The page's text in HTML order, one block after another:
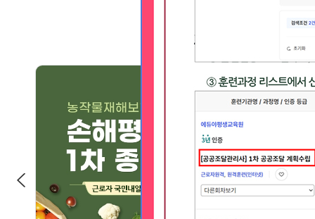
하루 동안 보지
하루 동안 보지 않기